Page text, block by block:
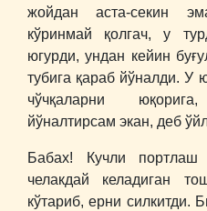
жойдан аста-секин
кўринмай қолгач, у
югурди, ундан кейин
тубига қараб йўналди. У
чўчқаларни
йўналтирсам экан, деб
Бабах! Кучли портлаш
челакдай келадиган
кўтариб, ерни силкитди.